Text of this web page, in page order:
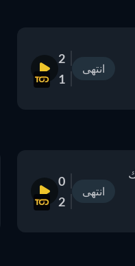
انتهى
2
1
انتهى
0
2